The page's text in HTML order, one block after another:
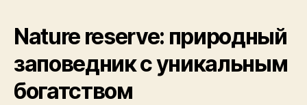
Nature reserve: природный
заповедник с уникальным
богатством